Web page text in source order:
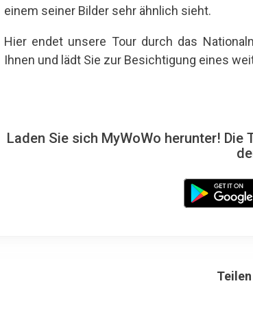
einem seiner Bilder sehr ähnlich sieht.
Hier endet unsere Tour durch das
Ihnen und lädt Sie zur Besichtigung eines
Laden Sie sich MyWoWo herunter!